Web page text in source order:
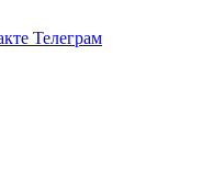
Телеграм